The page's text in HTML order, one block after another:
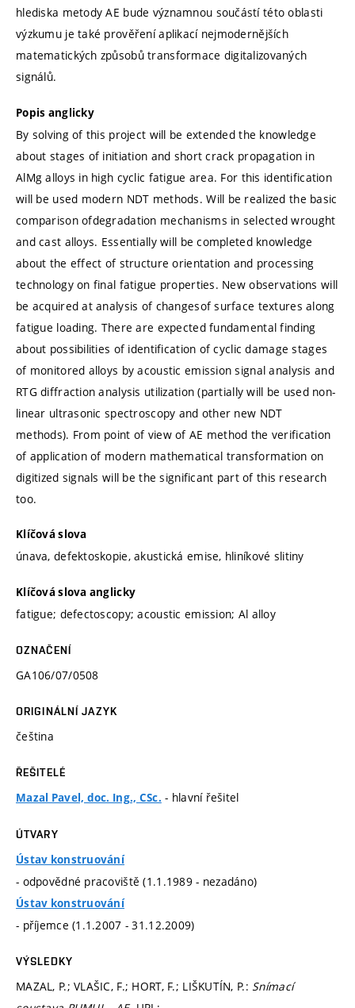
hlediska metody AE bude významnou součástí této oblasti
výzkumu je také prověření aplikací nejmodernějších
matematických způsobů transformace digitalizovaných
signálů.
Popis anglicky
By solving of this project will be extended the knowledge
about stages of initiation and short crack propagation in
AlMg alloys in high cyclic fatigue area. For this identification
will be used modern NDT methods. Will be realized the basic
comparison ofdegradation mechanisms in selected wrought
and cast alloys. Essentially will be completed knowledge
about the effect of structure orientation and processing
technology on final fatigue properties. New observations will
be acquired at analysis of changesof surface textures along
fatigue loading. There are expected fundamental finding
about possibilities of identification of cyclic damage stages
of monitored alloys by acoustic emission signal analysis and
RTG diffraction analysis utilization (partially will be used non-
linear ultrasonic spectroscopy and other new NDT
methods). From point of view of AE method the verification
of application of modern mathematical transformation on
digitized signals will be the significant part of this research
too.
Klíčová slova
únava, defektoskopie, akustická emise, hliníkové slitiny
Klíčová slova anglicky
fatigue; defectoscopy; acoustic emission; Al alloy
OZNAČENÍ
GA106/07/0508
ORIGINÁLNÍ JAZYK
čeština
ŘEŠITELÉ
Mazal Pavel, doc. Ing., CSc. - hlavní řešitel
ÚTVARY
Ústav konstruování
- odpovědné pracoviště (1.1.1989 - nezadáno)
Ústav konstruování
- příjemce (1.1.2007 - 31.12.2009)
VÝSLEDKY
MAZAL, P.; VLAŠIC, F.; HORT, F.; LIŠKUTÍN, P.: Snímací